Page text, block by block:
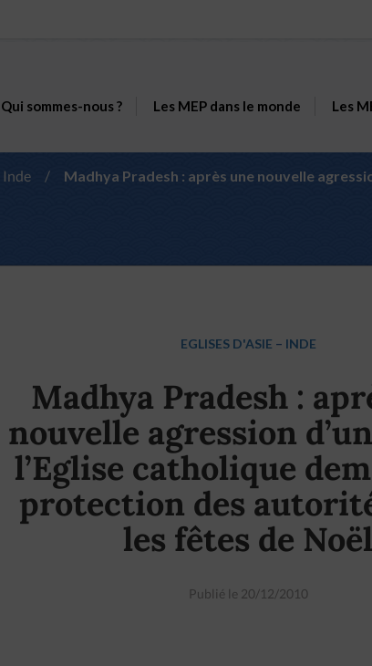
Qui sommes-nous ? Les MEP dans le monde Les
Inde /
Madhya Pradesh : après une nouvelle
EGLISES D'ASIE – INDE
Madhya Pradesh :
nouvelle agression
l’Eglise catholique
protection des
les fêtes de Noël
Publié le 20/12/2010